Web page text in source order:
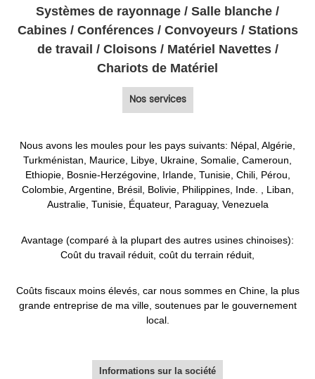
Systèmes de rayonnage / Salle blanche /
Cabines / Conférences / Convoyeurs / Stations
de travail / Cloisons / Matériel Navettes /
Chariots de Matériel
Nos services
Nous avons les moules pour les pays suivants: Népal, Algérie,
Turkménistan, Maurice, Libye, Ukraine, Somalie, Cameroun,
Ethiopie, Bosnie-Herzégovine, Irlande, Tunisie, Chili, Pérou,
Colombie, Argentine, Brésil, Bolivie, Philippines, Inde. , Liban,
Australie, Tunisie, Équateur, Paraguay, Venezuela
Avantage (comparé à la plupart des autres usines chinoises):
Coût du travail réduit, coût du terrain réduit,
Coûts fiscaux moins élevés, car nous sommes en Chine, la plus
grande entreprise de ma ville, soutenues par le gouvernement
local.
Informations sur la société